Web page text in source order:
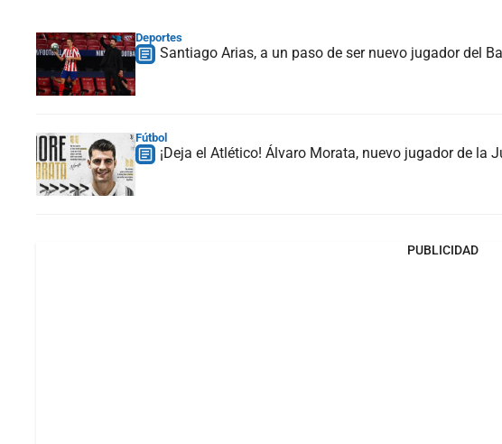
Deportes
Santiago Arias, a un paso de ser nuevo jugador del
Fútbol
¡Deja el Atlético! Álvaro Morata, nuevo jugador de la
PUBLICIDAD